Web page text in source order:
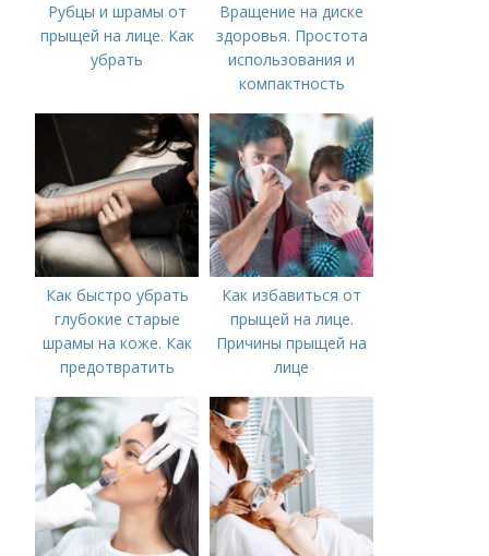
Рубцы и шрамы от
прыщей на лице. Как
убрать
Вращение на диске
здоровья. Простота
использования и
компактность
Как быстро убрать
глубокие старые
шрамы на коже. Как
предотвратить
Как избавиться от
прыщей на лице.
Причины прыщей на
лице